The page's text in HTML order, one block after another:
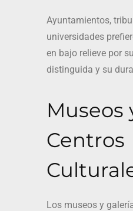
Ayuntamientos,
universidades
en bajo relieve por
distinguida y su
Museos
Centros
Los museos y